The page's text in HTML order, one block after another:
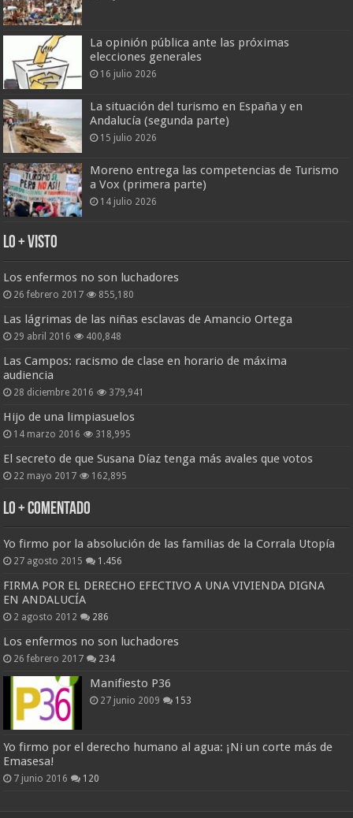
La opinión pública ante las próximas
elecciones generales
16 julio 2026
La situación del turismo en España y en
Andalucía (segunda parte)
15 julio 2026
Moreno entrega las competencias de Turismo
a Vox (primera parte)
14 julio 2026
Lo + Visto
Los enfermos no son luchadores
26 febrero 2017 855,180
Las lágrimas de las niñas esclavas de Amancio Ortega
29 abril 2016 400,848
Las Campos: racismo de clase en horario de máxima
audiencia
28 diciembre 2016 379,941
Hijo de una limpiasuelos
14 marzo 2016 318,995
El secreto de que Susana Díaz tenga más avales que votos
22 mayo 2017 162,895
Lo + Comentado
Yo firmo por la absolución de las familias de la Corrala Utopía
27 agosto 2015 1.456
FIRMA POR EL DERECHO EFECTIVO A UNA VIVIENDA DIGNA
EN ANDALUCÍA
2 agosto 2012 286
Los enfermos no son luchadores
26 febrero 2017 234
Manifiesto P36
27 junio 2009 153
Yo firmo por el derecho humano al agua: ¡Ni un corte más de
Emasesa!
7 junio 2016 120